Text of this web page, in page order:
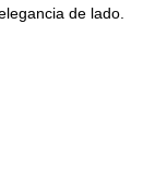
de lado.